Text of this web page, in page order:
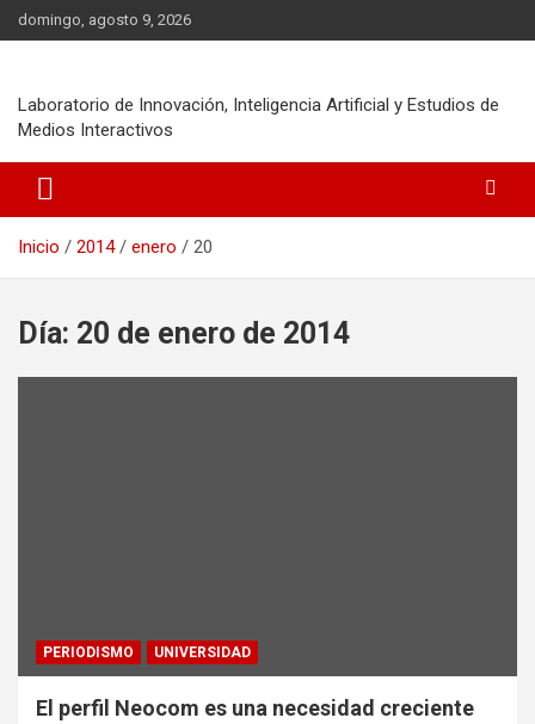
Saltar
al
domingo, agosto 9, 2026
Laboratorio de Innovación, Inteligencia Artificial y Estudios de
Medios Interactivos
Inicio 2014 enero 20
Día: 20 de enero de 2014
PERIODISMO UNIVERSIDAD
El perfil Neocom es una necesidad creciente